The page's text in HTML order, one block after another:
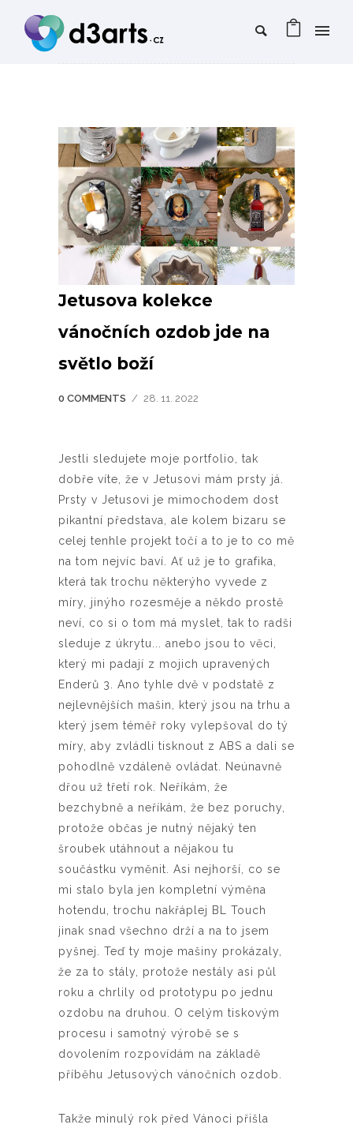
Jetusova kolekce
vánočních ozdob jde na
světlo boží
0 COMMENTS / 28. 11. 2022
Jestli sledujete moje portfolio, tak
dobře víte, že v Jetusovi mám prsty já.
Prsty v Jetusovi je mimochodem dost
pikantní představa, ale kolem bizaru se
celej tenhle projekt točí a to je to co mě
na tom nejvíc baví. Ať už je to grafika,
která tak trochu některýho vyvede z
míry, jinýho rozesměje a někdo prostě
neví, co si o tom má myslet, tak to radši
sleduje z úkrytu... anebo jsou to věci,
který mi padají z mojich upravených
Enderů 3. Ano tyhle dvě v podstatě z
nejlevnějších mašin, který jsou na trhu a
který jsem téměř roky vylepšoval do tý
míry, aby zvládli tisknout z ABS a dali se
pohodlně vzdáleně ovládat. Neúnavně
dřou už třetí rok. Neříkám, že
bezchybně a neříkám, že bez poruchy,
protože občas je nutný nějaký ten
šroubek utáhnout a nějakou tu
součástku vyměnit. Asi nejhorší, co se
mi stalo byla jen kompletní výměna
hotendu, trochu nakřáplej BL Touch
jinak snad všechno drží a na to jsem
pyšnej. Teď ty moje mašiny prokázaly,
že za to stály, protože nestály asi půl
roku a chrlily od prototypu po jednu
ozdobu na druhou. O celým tiskovým
procesu i samotný výrobě se s
dovolením rozpovídám na základě
příběhu Jetusových vánočních ozdob.
Takže minulý rok před Vánoci přišla